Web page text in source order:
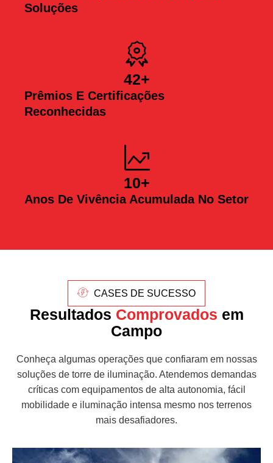
Soluções
Prêmios E Certificações
Reconhecidas
42+
Anos De Vivência Acumulada No Setor
10+
CASES DE SUCESSO
Resultados Comprovados em
Campo
Conheça algumas operações que confiaram em nossas
soluções de torre de iluminação. Atendemos demandas
críticas com equipamentos de alta autonomia, fácil
mobilidade e iluminação intensa mesmo nos terrenos
mais desafiadores.